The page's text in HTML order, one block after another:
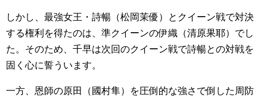
しかし、最強女王・詩暢（松岡茉優）とクイーン戦で対決
する権利を得たのは、準クイーンの伊織（清原果耶）でし
た。そのため、千早は次回のクイーン戦で詩暢との対戦を
固く心に誓ういます。
一方、恩師の原田（國村隼）を圧倒的な強さで倒した周防